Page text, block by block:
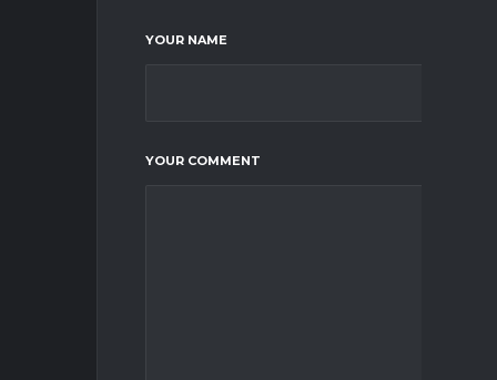
YOUR NAME
YOUR COMMENT